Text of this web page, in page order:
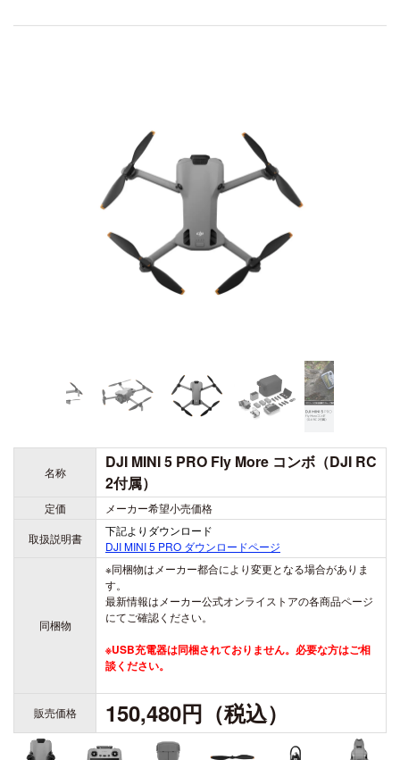
名称
DJI MINI 5 PRO Fly More コンボ（DJI RC
2付属）
定価
メーカー希望小売価格
取扱説明書
下記よりダウンロード
DJI MINI 5 PRO ダウンロードページ
同梱物
※同梱物はメーカー都合により変更となる場合がありま
す。
最新情報はメーカー公式オンライストアの各商品ページ
にてご確認ください。
※USB充電器は同梱されておりません。必要な方はご相
談ください。
販売価格 150,480円（税込）